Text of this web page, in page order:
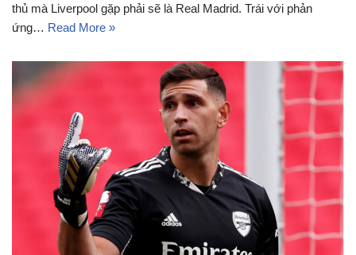
thủ mà Liverpool gặp phải sẽ là Real Madrid. Trái với phản
ứng… Read More »